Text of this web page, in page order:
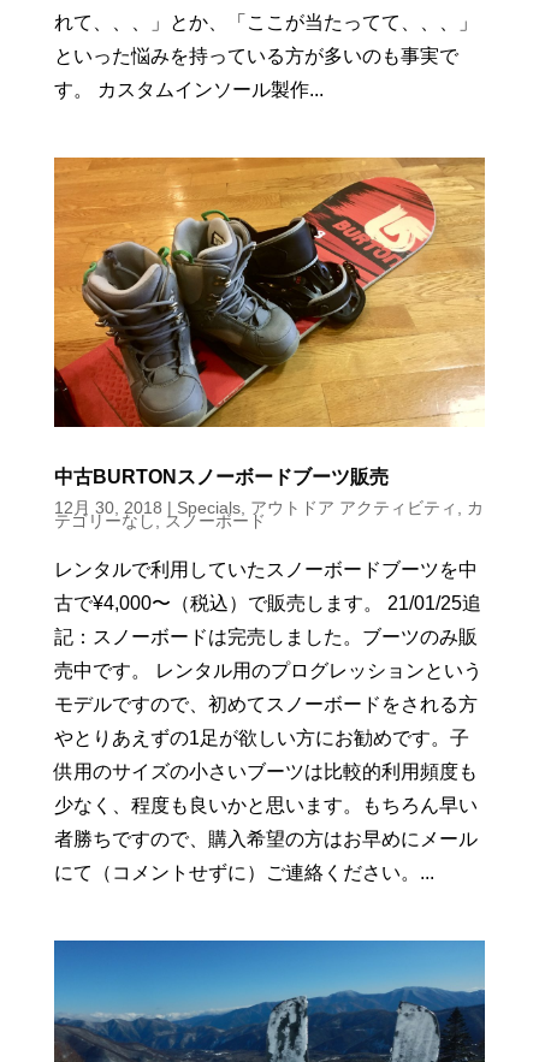
れて、、、」とか、「ここが当たってて、、、」
といった悩みを持っている方が多いのも事実で
す。 カスタムインソール製作...
中古BURTONスノーボードブーツ販売
12月 30, 2018 | Specials, アウトドア アクティビティ カ
テゴリーなし, スノーボード
レンタルで利用していたスノーボードブーツを中
古で¥4,000〜（税込）で販売します。 21/01/25追
記：スノーボードは完売しました。ブーツのみ販
売中です。 レンタル用のプログレッションという
モデルですので、初めてスノーボードをされる方
やとりあえずの1足が欲しい方にお勧めです。子
供用のサイズの小さいブーツは比較的利用頻度も
少なく、程度も良いかと思います。もちろん早い
者勝ちですので、購入希望の方はお早めにメール
にて（コメントせずに）ご連絡ください。...